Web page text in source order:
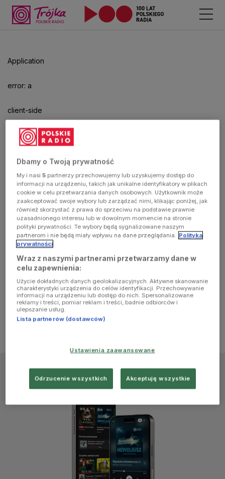
Application
error: a
client-side
exception
has
occurred
(see the
browser
console for
more
information)
aby
odtwarzać.
Dbamy o Twoją prywatność
My i nasi5 partnerzy przechowujemy lub uzyskujemy dostęp do
informacji na urządzeniu, takich jak unikalne identyfikatory w plikach
cookie w celu przetwarzania danych osobowych. Użytkownik może
zaakceptować swoje wybory lub zarządzać nimi, klikając poniżej, jak
również skorzystać z prawa do sprzeciwu na podstawie prawnie
uzasadnionego interesu lub w dowolnym momencie na stronie
polityki prywatności. Te wybory będą sygnalizowane naszym
partnerom i nie będą miały wpływu na dane przeglądania. Polityka
prywatności
Wraz z naszymi partnerami przetwarzamy dane w
celu zapewnienia:
Użycie dokładnych danych geolokalizacyjnych. Aktywne skanowanie
charakterystyki urządzenia do celów identyfikacji. Przechowywanie
informacji na urządzeniu lub dostęp do nich. Spersonalizowane
reklamy i treści, pomiar reklam i treści, badnie odbiorców i
ulepszanie usług.
Lista partnerów (dostawców)
Ustawienia zaawansowane
Odrzucenie wszystkich Akceptuję wszystkie